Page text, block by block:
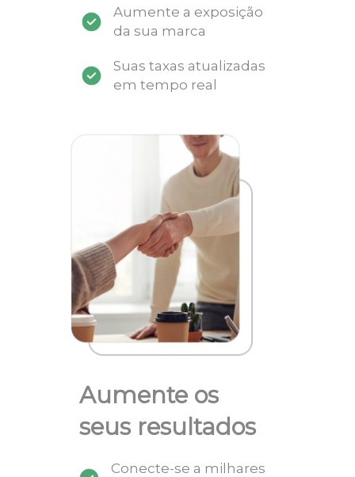
Aumente a exposição
da sua marca
Suas taxas atualizadas
em tempo real
Aumente os
seus resultados
Conecte-se a milhares